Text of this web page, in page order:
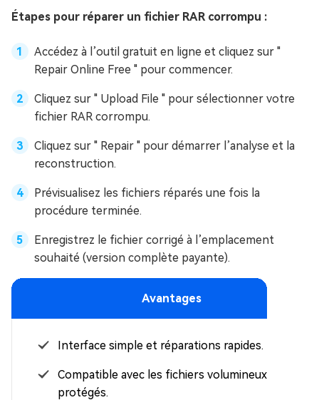
Étapes pour réparer un fichier RAR corrompu :
Accédez à l’outil gratuit en ligne et cliquez sur "
Repair Online Free " pour commencer.
Cliquez sur " Upload File " pour sélectionner votre
fichier RAR corrompu.
Cliquez sur " Repair " pour démarrer l’analyse et la
reconstruction.
Prévisualisez les fichiers réparés une fois la
procédure terminée.
Enregistrez le fichier corrigé à l’emplacement
souhaité (version complète payante).
Avantages
Interface simple et réparations rapides.
Compatible avec les fichiers volumineux et
protégés.